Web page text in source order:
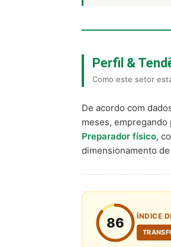
Perfil &
Como este setor
De acordo com
meses,
Preparador físico,
dimensionamento
86 ÍNDICE